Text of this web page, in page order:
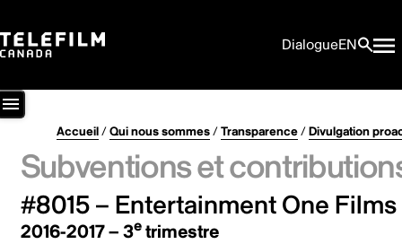
DialogueEN
Accueil/Qui nous sommes/Transparence/Divulgation
Subventions et
#8015 – Entertainment One
2016-2017 – 3etrimestre